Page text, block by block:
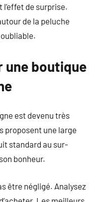
de surprise.
de la peluche
une boutique
est devenu très
proposent une large
standard au sur-
bonheur.
être négligé. Analysez